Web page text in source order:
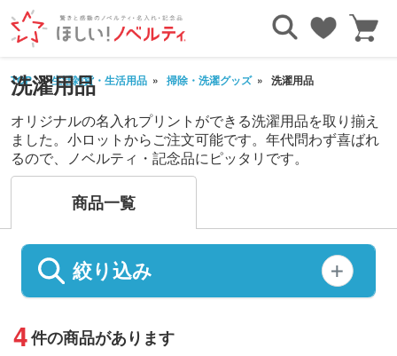
TOP 生活雑貨・生活用品 掃除・洗濯グッズ 洗濯用品
洗濯用品
オリジナルの名入れプリントができる洗濯用品を取り揃え
ました。小ロットからご注文可能です。年代問わず喜ばれ
るので、ノベルティ・記念品にピッタリです。
商品一覧
絞り込み
4件の商品があります